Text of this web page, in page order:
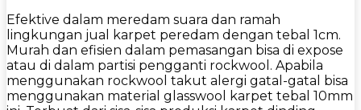
Efektive dalam meredam suara dan ramah
lingkungan jual karpet peredam dengan tebal 1cm.
Murah dan efisien dalam pemasangan bisa di expose
atau di dalam partisi pengganti rockwool. Apabila
menggunakan rockwool takut alergi gatal-gatal bisa
menggunakan material glasswool karpet tebal 10mm